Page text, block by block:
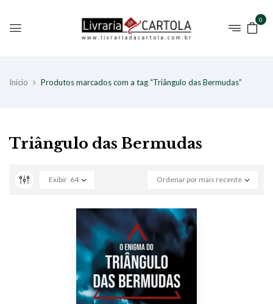
0
Início Produtos marcados com a tag “Triângulo das Bermudas”
Triângulo das Bermudas
Ordenar por mais recente
Exibir 64